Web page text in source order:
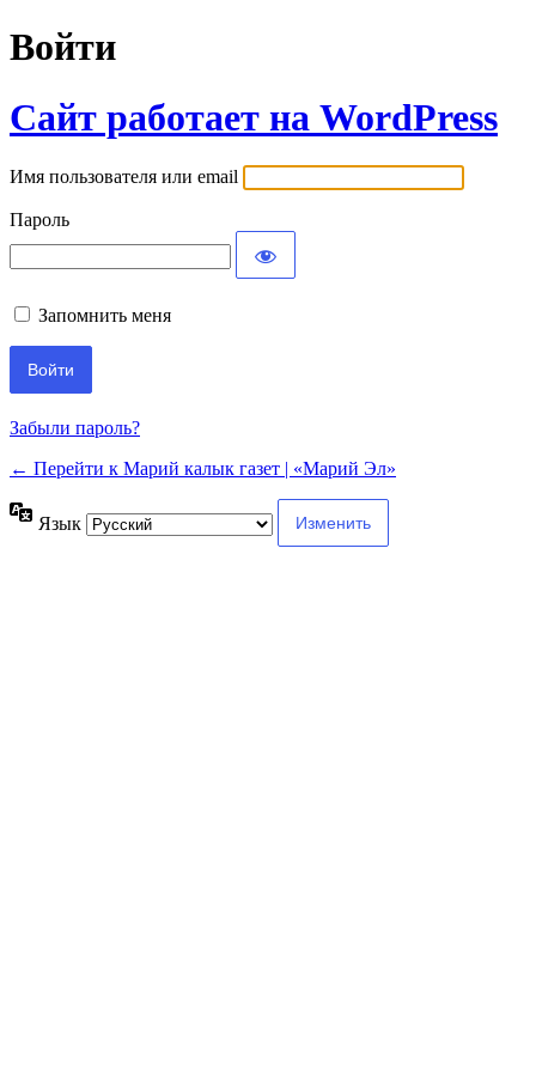
Войти
Сайт работает на WordPress
Имя пользователя или email
Пароль
Запомнить меня
Забыли пароль?
← Перейти к Марий калык газет | «Марий Эл»
Язык